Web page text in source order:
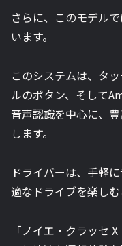
さらに、このモデル
います。
このシステムは、タ
ルのボタン、そして
音声認識を中心に、
します。
ドライバーは、手軽
適なドライブを楽しむ
「ノイエ・クラッセ